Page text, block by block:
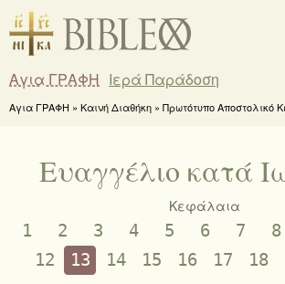
Αγια ΓΡΑΦΗ Ιερά Παράδοση
Αγια ΓΡΑΦΗ » Καινή Διαθήκη » Πρωτότυπο Αποστολικό
Ευαγγέλιο κατά
Κεφάλαια
1 2 3 4 5 6 7 8
12
13 14 15 16 17 18